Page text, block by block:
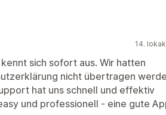
14.
sich sofort aus. Wir hatten
nicht übertragen
hat uns schnell und effektiv
und professionell - eine gute